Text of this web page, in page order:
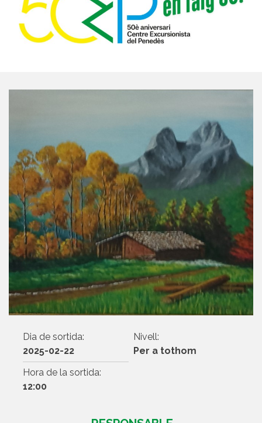
Dia de sortida:
2025-02-22
Nivell:
Per a tothom
Hora de la sortida:
12:00